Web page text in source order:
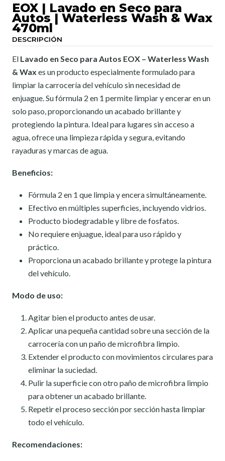
EOX | Lavado en Seco para
Autos | Waterless Wash & Wax
470ml
DESCRIPCIÓN
El Lavado en Seco para Autos EOX – Waterless Wash
& Wax es un producto especialmente formulado para
limpiar la carrocería del vehículo sin necesidad de
enjuague. Su fórmula 2 en 1 permite limpiar y encerar en un
solo paso, proporcionando un acabado brillante y
protegiendo la pintura. Ideal para lugares sin acceso a
agua, ofrece una limpieza rápida y segura, evitando
rayaduras y marcas de agua.
Beneficios:
Fórmula 2 en 1 que limpia y encera simultáneamente.
Efectivo en múltiples superficies, incluyendo vidrios.
Producto biodegradable y libre de fosfatos.
No requiere enjuague, ideal para uso rápido y
práctico.
Proporciona un acabado brillante y protege la pintura
del vehículo.
Modo de uso:
Agitar bien el producto antes de usar.
Aplicar una pequeña cantidad sobre una sección de la
carrocería con un paño de microfibra limpio.
Extender el producto con movimientos circulares para
eliminar la suciedad.
Pulir la superficie con otro paño de microfibra limpio
para obtener un acabado brillante.
Repetir el proceso sección por sección hasta limpiar
todo el vehículo.
Recomendaciones: